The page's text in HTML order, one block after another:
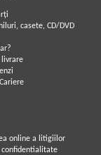
casete, CD/DVD
livrare
online a litigiilor
confidentialitate